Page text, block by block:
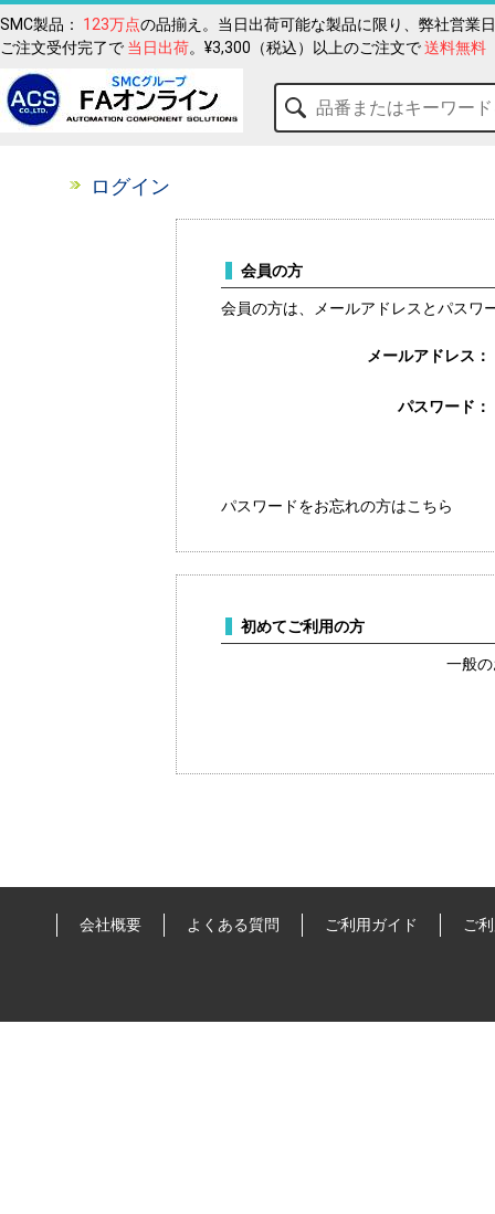
SMC製品： 123万点の品揃え。当日出荷可能な製品に限り、弊社営業
ご注文受付完了で 当日出荷。¥3,300（税込）以上のご注文で送料無料
ログイン
会員の方
会員の方は、メールアドレスとパスワ
メールアドレス：
パスワード：
パスワードをお忘れの方はこちら
初めてご利用の方
一般
会社概要 よくある質問 ご利用ガイド ご